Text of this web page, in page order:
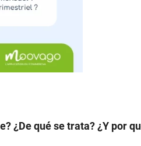
¿De qué se trata?¿Y por